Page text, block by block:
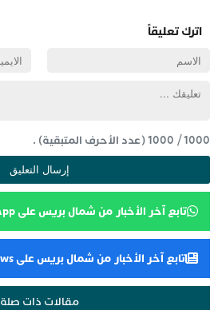
اترك تعليقاً
1000
/
1000(عدد الأحرف المتبقية) .
تابع آخر الأخبار من شمال بريس على WhatsApp
تابع آخر الأخبار من شمال بريس على Google News
مقالات ذات صلة